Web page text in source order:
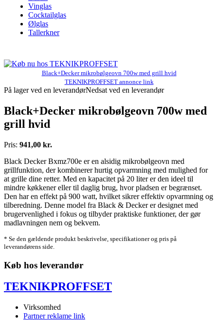
Vinglas
Cocktailglas
Ølglas
Tallerkner
Black+Decker mikrobølgeovn 700w med grill hvid
TEKNIKPROFFSET annonce link
På lager ved en leverandørNedsat ved en leverandør
Black+Decker mikrobølgeovn 700w med
grill hvid
Pris: 941,00 kr.
Black Decker Bxmz700e er en alsidig mikrobølgeovn med
grillfunktion, der kombinerer hurtig opvarmning med mulighed for
at grille dine retter. Med en kapacitet på 20 liter er den ideel til
mindre køkkener eller til daglig brug, hvor pladsen er begrænset.
Den har en effekt på 900 watt, hvilket sikrer effektiv opvarmning og
tilberedning. Denne model fra Black & Decker er designet med
brugervenlighed i fokus og tilbyder praktiske funktioner, der gør
madlavningen nem og bekvem.
* Se den gældende produkt beskrivelse, specifikationer og pris på
leverandørens side.
Køb hos leverandør
TEKNIKPROFFSET
Virksomhed
Partner reklame link